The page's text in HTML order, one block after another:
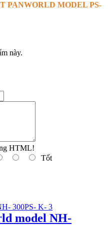
PANWORLD MODEL PS-
này.
HTML!
Tốt
model NH-